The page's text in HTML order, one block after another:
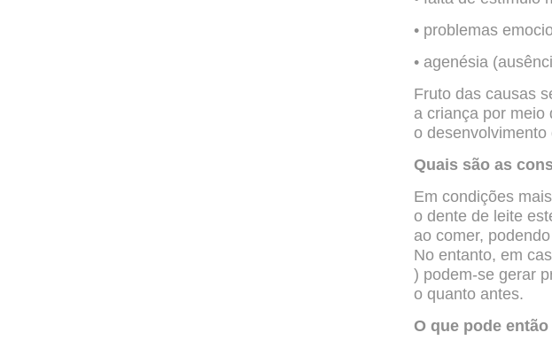
• problemas
• agenésia
Fruto das causas
acriança por meio
o
Quais são as
Em condições
odente de leite
aocomer,
No entanto, em
) podem-se gerar
o quanto antes.
O que pode